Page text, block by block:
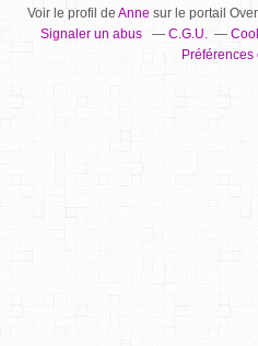
Voir le profil de Annesur le portail
Signaler un abus
C.G.U.
Préférences